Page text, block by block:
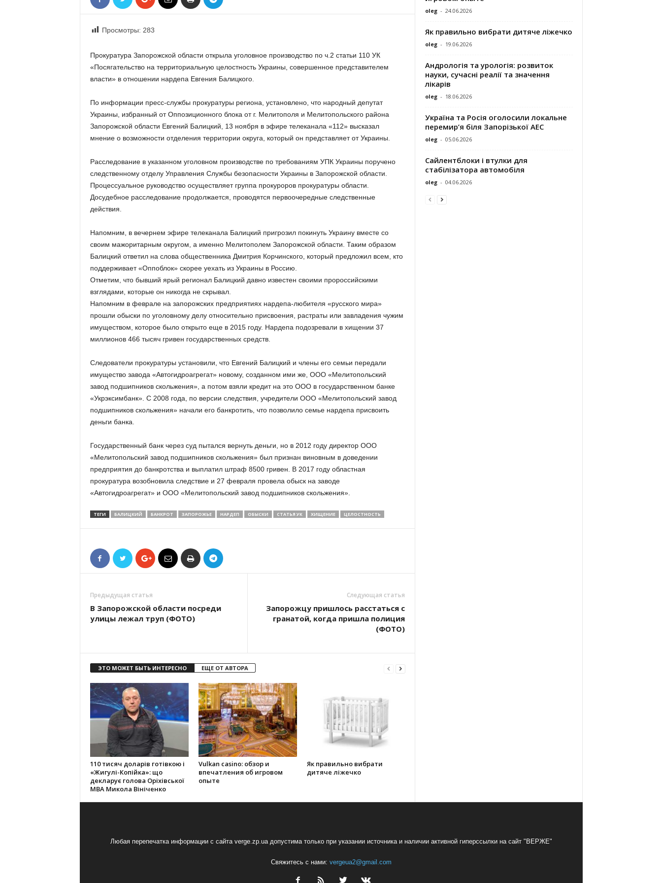
Просмотры: 283
Прокуратура Запорожской области открыла уголовное производство по ч.2 статьи 110 УК
«Посягательство на территориальную целостность Украины, совершенное представителем
власти» в отношении нардепа Евгения Балицкого.
По информации пресс-службы прокуратуры региона, установлено, что народный депутат
Украины, избранный от Оппозиционного блока от г. Мелитополя и Мелитопольского района
Запорожской области Евгений Балицкий, 13 ноября в эфире телеканала «112» высказал
мнение о возможности отделения территории округа, который он представляет от Украины.
Расследование в указанном уголовном производстве по требованиям УПК Украины поручено
следственному отделу Управления Службы безопасности Украины в Запорожской области.
Процессуальное руководство осуществляет группа прокуроров прокуратуры области.
Досудебное расследование продолжается, проводятся первоочередные следственные
действия.
Напомним, в вечернем эфире телеканала Балицкий пригрозил покинуть Украину вместе со
своим мажоритарным округом, а именно Мелитополем Запорожской области. Таким образом
Балицкий ответил на слова общественника Дмитрия Корчинского, который предложил всем, кто
поддерживает «Оппоблок» скорее уехать из Украины в Россию.
Отметим, что бывший ярый регионал Балицкий давно известен своими пророссийскими
взглядами, которые он никогда не скрывал.
Напомним в феврале на запорожских предприятиях нардепа-любителя «русского мира»
прошли обыски по уголовному делу относительно присвоения, растраты или завладения чужим
имуществом, которое было открыто еще в 2015 году. Нардепа подозревали в хищении 37
миллионов 466 тысяч гривен государственных средств.
Следователи прокуратуры установили, что Евгений Балицкий и члены его семьи передали
имущество завода «Автогидроагрегат» новому, созданном ими же, ООО «Мелитопольский
завод подшипников скольжения», а потом взяли кредит на это ООО в государственном банке
«Укрэксимбанк». С 2008 года, по версии следствия, учредители ООО «Мелитопольский завод
подшипников скольжения» начали его банкротить, что позволило семье нардепа присвоить
деньги банка.
Государственный банк через суд пытался вернуть деньги, но в 2012 году директор ООО
«Мелитопольский завод подшипников скольжения» был признан виновным в доведении
предприятия до банкротства и выплатил штраф 8500 гривен. В 2017 году областная
прокуратура возобновила следствие и 27 февраля провела обыск на заводе
«Автогидроагрегат» и ООО «Мелитопольский завод подшипников скольжения».
ТЕГИ БАЛИЦКИЙ БАНКРОТ ЗАПОРОЖЬЕ НАРДЕП ОБЫСКИ СТАТЬЯ УК ХИЩЕНИЕ ЦЕЛОСТНОСТЬ
Предыдущая статья
В Запорожской области посреди
улицы лежал труп (ФОТО)
Следующая статья
Запорожцу пришлось расстаться с
гранатой, когда пришла полиция
(ФОТО)
ЭТО МОЖЕТ БЫТЬ ИНТЕРЕСНО ЕЩЕ ОТ АВТОРА
110 тисяч доларів готівкою і
«Жигулі-Копійка»: що
декларує голова Оріхівської
МВА Микола Вініченко
Vulkan casino: обзор и
впечатления об игровом
опыте
Як правильно вибрати
дитяче ліжечко
oleg - 24.06.2026
Як правильно вибрати дитяче ліжечко
oleg - 19.06.2026
Андрологія та урологія: розвиток
науки, сучасні реалії та значення
лікарів
oleg - 18.06.2026
Україна та Росія оголосили локальне
перемир’я біля Запорізької АЕС
oleg - 05.06.2026
Сайлентблоки і втулки для
стабілізатора автомобіля
oleg - 04.06.2026
Любая перепечатка информации с сайта verge.zp.ua допустима только при указании источника и наличии активной гиперссылки на сайт "ВЕРЖЕ"
Свяжитесь с нами: vergeua2@gmail.com